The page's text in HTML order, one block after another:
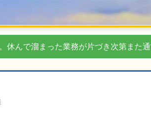
休んで溜まった業務が片づき次第また